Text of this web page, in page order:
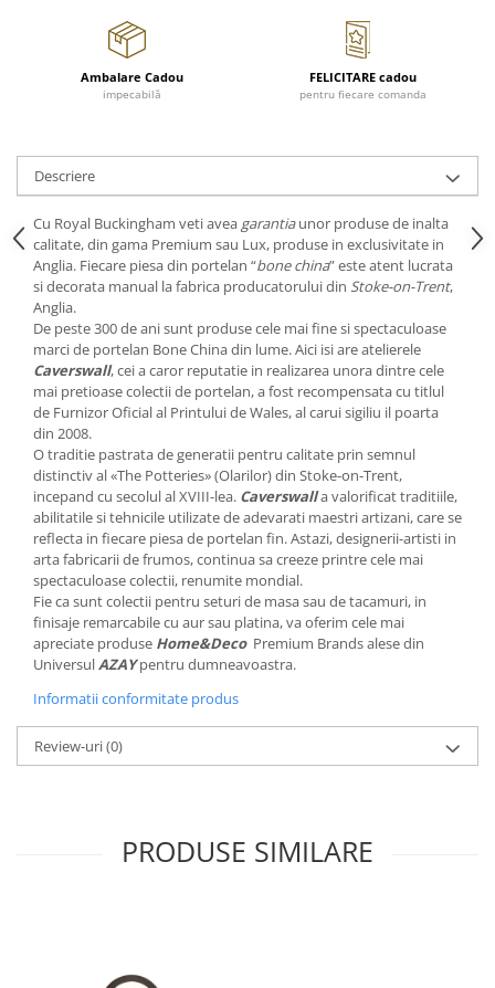
CELESTIAL PLATINUM
CORNUCOPIA
RENAISSANCE GOLD
ANTHEMION BLUE
BUTTERFLY BLOOM
OLD COUNTRY ROSES
PASHMINA
SIGNET PLATINUM
CELESTIAL GOLD
NATURE
CHINOISERIE WHITE
JASPER CONRAN WHITE
GILDED MUSE
WONDERLUST
MORRIS&AMP;CO
KINGSLEY
SERENDIPITY GOLD
SERENDIPITY PLATINUM
CHELSEA
MEDICEA
BLUE LILY
HIBISCUS
ANTHEMION GREY
RENAISSANCE RED
Ambalare Cadou
impecabilă
FELICITARE cadou
pentru fiecare comanda
Descriere
Cu Royal Buckingham veti avea garantiaunor produse de inalta
calitate, din gama Premium sau Lux, produse in exclusivitate in
Anglia. Fiecare piesa din portelan “bone china” este atent lucrata
si decorata manual la fabrica producatorului din Stoke-on-Trent,
Anglia.
De peste 300 de ani sunt produse cele mai fine si spectaculoase
marci de portelan Bone China din lume. Aici isi are atelierele
Caverswall, cei a caror reputatie in realizarea unora dintre cele
mai pretioase colectii de portelan, a fost recompensata cu titlul
de Furnizor Oficial al Printului de Wales, al carui sigiliu il poarta
din 2008.
O traditie pastrata de generatii pentru calitate prin semnul
distinctiv al «The Potteries» (Olarilor) din Stoke-on-Trent,
incepand cu secolul al XVIII-lea. Caverswalla valorificat traditiile,
abilitatile si tehnicile utilizate de adevarati maestri artizani, care se
reflecta in fiecare piesa de portelan fin. Astazi, designerii-artisti in
arta fabricarii de frumos, continua sa creeze printre cele mai
spectaculoase colectii, renumite mondial.
Fie ca sunt colectii pentru seturi de masa sau de tacamuri, in
finisaje remarcabile cu aur sau platina, va oferim cele mai
apreciate produse Home&DecoPremium Brands alese din
UniversulAZAY pentru dumneavoastra.
Informatii conformitate produs
Review-uri(0)
PRODUSE SIMILARE